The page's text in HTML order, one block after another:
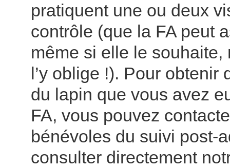
pratiquent une ou deux
contrôle (que la FA peut
même si elle le souhaite,
l’y oblige !). Pour obtenir
du lapin que vous avez
FA, vous pouvez
bénévoles du suivi post-
consulter directement